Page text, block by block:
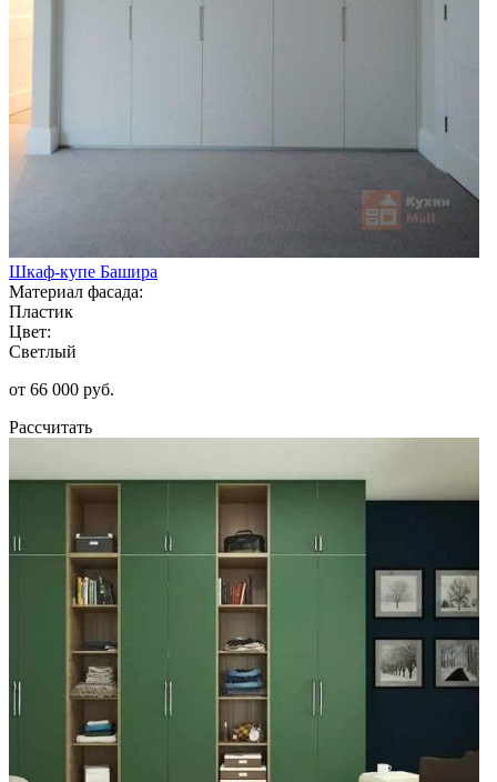
Шкаф-купе Башира
Материал фасада:
Пластик
Цвет:
Светлый
от 66 000 руб.
Рассчитать